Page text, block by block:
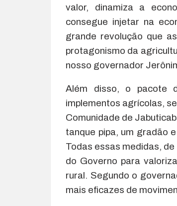
valor, dinamiza a
consegue injetar na
grande revolução que
protagonismo da
nosso governador
Além disso, o pacote
implementos agrícolas,
Comunidade de
tanque pipa, um gradão
Todas essas medidas,
do Governo para
rural. Segundo o
mais eficazes de